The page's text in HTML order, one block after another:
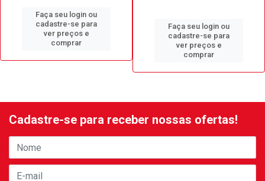
Faça seu login ou
cadastre-se para
ver preços e
comprar
Faça seu login ou
cadastre-se para
ver preços e
comprar
Cadastre-se para receber nossas ofertas!